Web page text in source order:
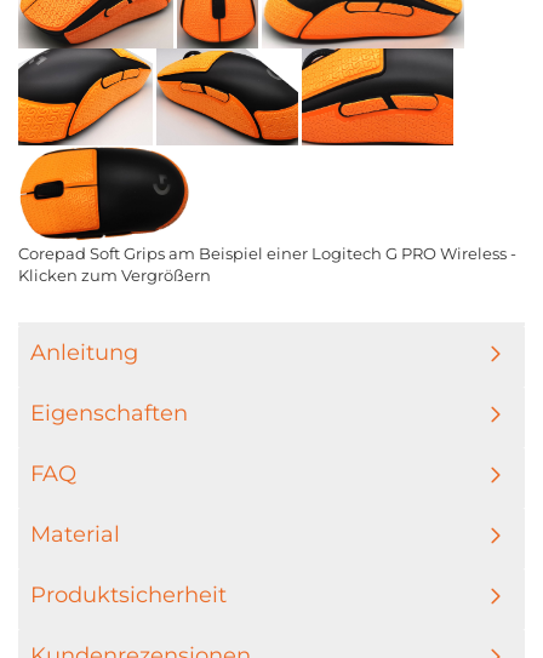
Corepad Soft Grips am Beispiel einer Logitech G PRO Wireless -
Klicken zum Vergrößern
Anleitung
Eigenschaften
FAQ
Material
Produktsicherheit